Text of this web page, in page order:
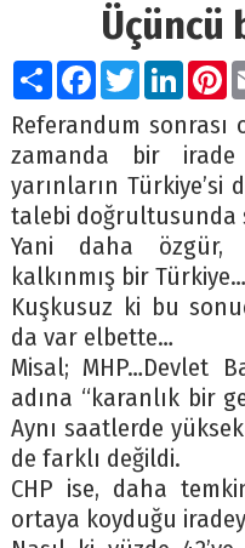
PaylaşFacebook
Twitter
Referandum sonrası
zamanda bir
yarınların
talebi doğrultusunda
Yani daha özgür,
kalkınmış bir Türkiye…
Kuşkusuz ki bu
da var elbette…
Misal; MHP…Devlet
adına “karanlık bir
Aynı saatlerde
de farklı değildi.
CHP ise, daha
ortaya koyduğu